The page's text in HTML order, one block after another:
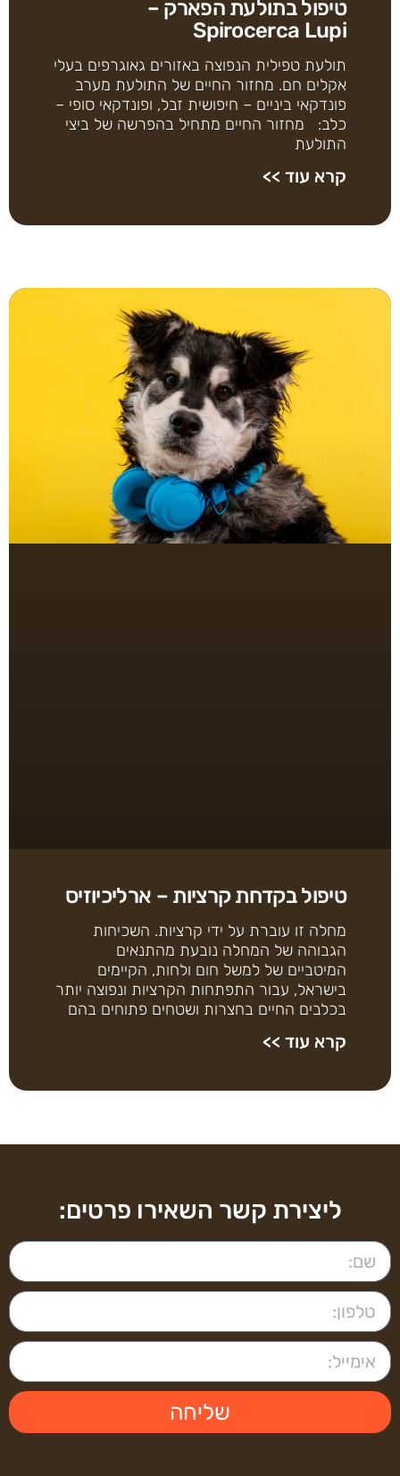
טיפול בתולעת הפארק –
Spirocerca Lupi
תולעת טפילית הנפוצה באזורים גאוגרפים בעלי
אקלים חם. מחזור החיים של התולעת מערב
פונדקאי ביניים – חיפושית זבל, ופונדקאי סופי –
כלב: מחזור החיים מתחיל בהפרשה של ביצי
התולעת
קרא עוד >>
טיפול בקדחת קרציות – ארליכיוזיס
מחלה זו עוברת על ידי קרציות. השכיחות
הגבוהה של המחלה נובעת מהתנאים
המיטביים של למשל חום ולחות, הקיימים
בישראל, עבור התפתחות הקרציות ונפוצה יותר
בכלבים החיים בחצרות ושטחים פתוחים בהם
קרא עוד >>
ליצירת קשר השאירו פרטים:
שליחה